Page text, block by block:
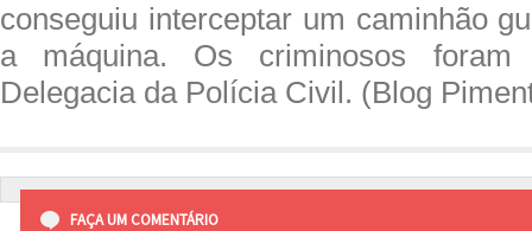
conseguiu interceptar um caminhão
a máquina. Os criminosos
Delegacia da Polícia Civil. (Blog
FAÇA UM COMENTÁRIO